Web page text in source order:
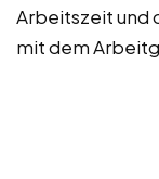
Arbeitszeit und
mit dem